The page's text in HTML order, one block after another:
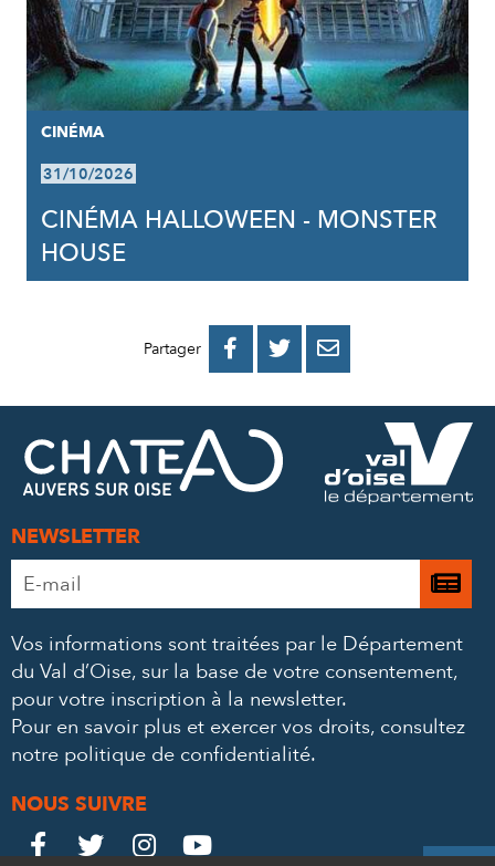
CINÉMA
31/10/2026
CINÉMA HALLOWEEN - MONSTER
HOUSE
Partager 
PARTAGER
FACEBOOK
PARTAGER
PARTAGER
MAIL
NEWSLETTER
Adresse
e-
*
Je
à
Vos informations sont traitées par le Département
du Val d’Oise, sur la base de votre consentement,
pour votre inscription à la newsletter.
Pour en savoir plus et exercer vos droits, consultez
notre politique de confidentialité.
NOUS SUIVRE
Le
 Le
 Le
 Le
